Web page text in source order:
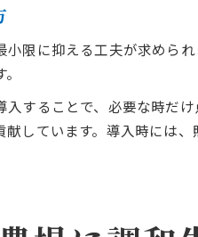
限に抑える工夫が求めら
することで、必要な時だ
しています。導入時には